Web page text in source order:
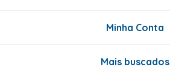
Minha Conta
Mais buscados